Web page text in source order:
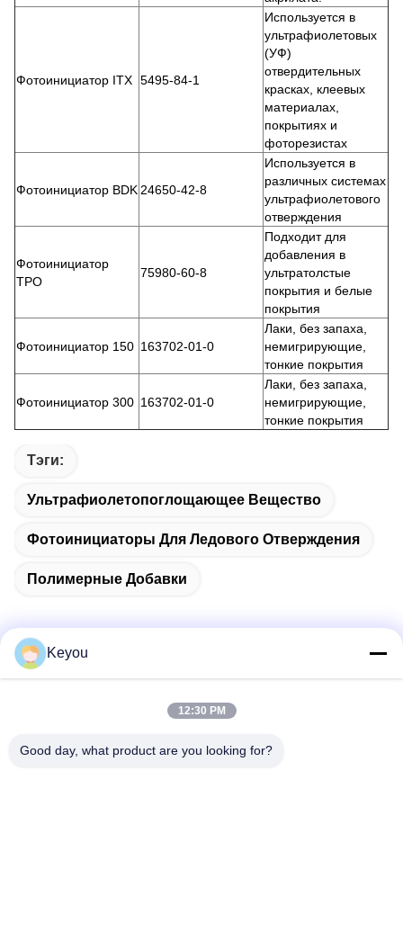
Фотоинициатор ITX 5495-84-1
Используется в
ультрафиолетовых
(УФ)
отвердительных
красках, клеевых
материалах,
покрытиях и
фоторезистах
Фотоинициатор BDK 24650-42-8
Используется в
различных системах
ультрафиолетового
отверждения
Фотоинициатор
TPO
75980-60-8
Подходит для
добавления в
ультратолстые
покрытия и белые
покрытия
Фотоинициатор 150 163702-01-0
Лаки, без запаха,
немигрирующие,
тонкие покрытия
Фотоинициатор 300 163702-01-0
Лаки, без запаха,
немигрирующие,
тонкие покрытия
Тэги:
Ультрафиолетопоглощающее Вещество
Фотоинициаторы Для Ледового Отверждения
Полимерные Добавки
Комната 202, No 902, улица Синган, город Нанкун, район
Keyou
12:30 PM
Good day, what product are you looking for?